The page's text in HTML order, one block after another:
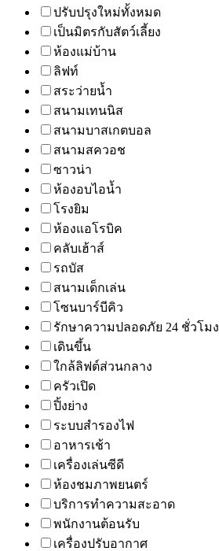
ปรับปรุงใหม่ทั้งหมด
เป็นมิตรกับสัตว์เลี้ยง
ห้องแม่บ้าน
ลิฟท์
สระว่ายน้ำ
สนามเทนนิส
สนามบาสเกตบอล
สนามสควอช
ซาวน่า
ห้องอบไอน้ำ
โรงยิม
ห้องแอโรบิค
คลับเฮ้าส์
รถบัส
สนามเด็กเล่น
โซนบาร์บีคิว
รักษาความปลอดภัย 24 ชั่วโมง
เดินขึ้น
ใกล้ลิฟต์ส่วนกลาง
ครัวเปิด
ปิ้งย่าง
ระบบสำรองไฟ
อาหารเช้า
เครื่องเล่นซีดี
ห้องชมภาพยนตร์
บริการทำความสะอาด
พนักงานต้อนรับ
เครื่องปรับอากาศ